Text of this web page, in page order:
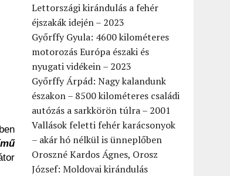
Lettországi kirándulás a fehér
éjszakák idején – 2023
Győrffy Gyula: 4600 kilométeres
motorozás Európa északi és
nyugati vidékein – 2023
Győrffy Árpád: Nagy kalandunk
északon – 8500 kilométeres családi
autózás a sarkkörön túlra – 2001
Vallások feletti fehér karácsonyok
– akár hó nélkül is ünneplőben
Oroszné Kardos Ágnes, Orosz
József: Moldovai kirándulás